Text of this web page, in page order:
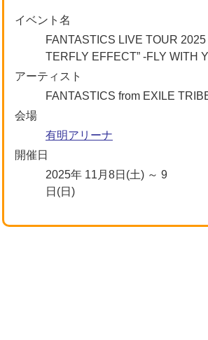
イベント名
FANTASTICS LIVE TOUR 2025
TERFLY EFFECT” -FLY WITH
アーティスト
FANTASTICS from EXILE
会場
有明アリーナ
開催日
2025年 11月8日(土) ～ 9
日(日)